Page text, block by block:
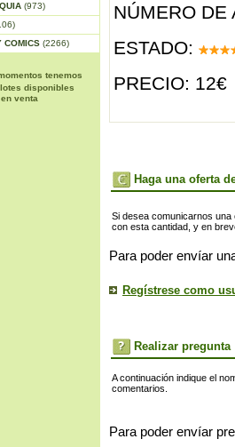
(973)
COMICS (2266)
tenemos
lotes disponibles
en venta
NÚMERO DE
ESTADO:
PRECIO: 12€
Haga una oferta
Si desea comunicarnos
con esta cantidad, y en
Para poder envíar
Regístrese como
Realizar pregunta
A continuación indique el
comentarios.
Para poder envíar